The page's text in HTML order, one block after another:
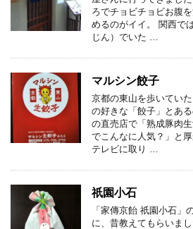
ろでチョビチョビお腹
めるのがイイ。 関西で
じん）でいた …
マルシン餃子
京都の東山を歩いてい
の好きな「餃子」とあ
の直売店で「熟成豚肉
でこんなに人気？」と
テレビに取り …
祇園小石
「家傳京飴 祇園小石」
に、昔教えてもらいま